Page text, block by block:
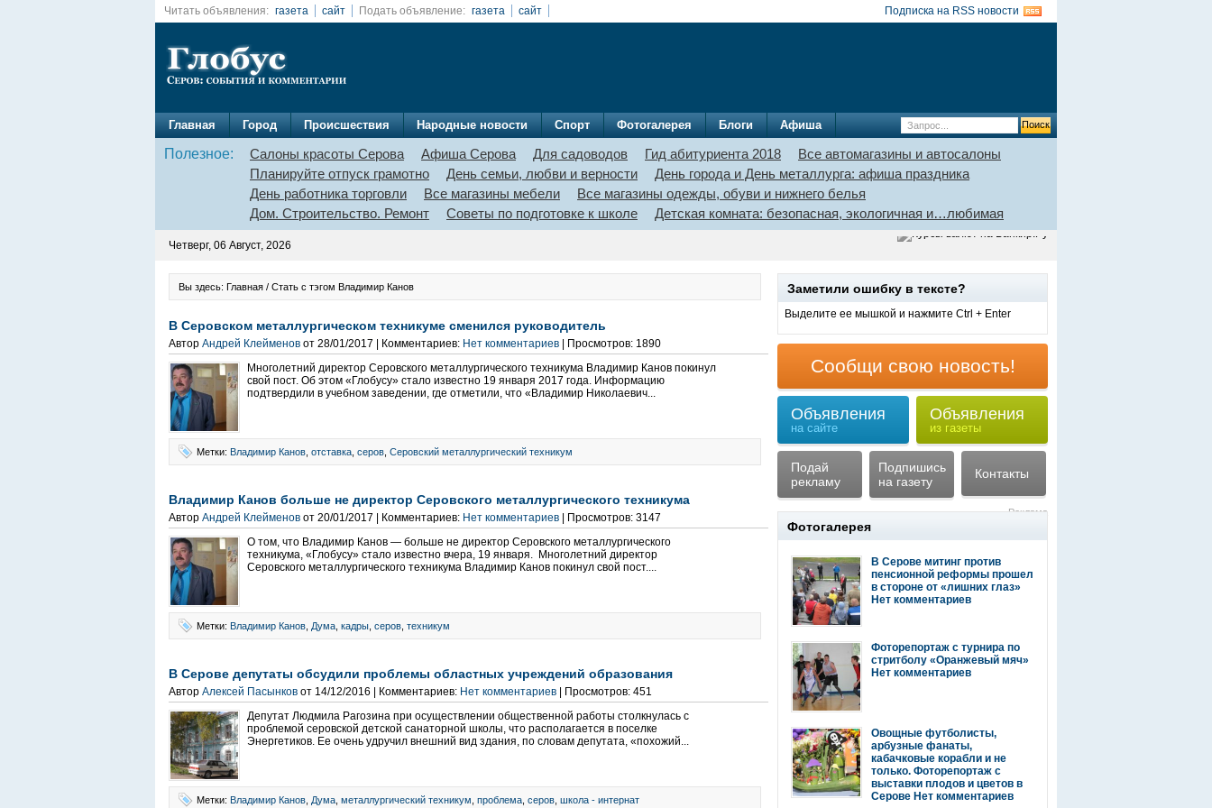
Читать объявления: газета сайт Подать объявление: газета сайт Подписка на RSS новости
Главная Город Происшествия Народные новости Спорт Фотогалерея Блоги Афиша
Полезное: Салоны красоты Серова Афиша Серова Для садоводов Гид абитуриента 2018
Все автомагазины и автосалоны
Планируйте отпуск грамотно
День семьи, любви и верности
День города и День металлурга: афиша праздника
День работника торговли
Все магазины мебели
Все магазины одежды, обуви и нижнего белья
Дом. Строительство. Ремонт
Советы по подготовке к школе Детская комната: безопасная, экологичная и…любимая
Четверг, 06 Август, 2026
Вы здесь: Главная / Стать с тэгом Владимир Канов
В Серовском металлургическом техникуме сменился руководитель
Автор Андрей Клейменов от 28/01/2017 | Комментариев: Нет комментариев | Просмотров: 1890
Многолетний директор Серовского металлургического техникума Владимир Канов покинул
свой пост. Об этом «Глобусу» стало известно 19 января 2017 года. Информацию
подтвердили в учебном заведении, где отметили, что «Владимир Николаевич...
Метки: Владимир Канов отставка серов Серовский металлургический техникум
Владимир Канов больше не директор Серовского металлургического техникума
Автор Андрей Клейменов от 20/01/2017 | Комментариев: Нет комментариев | Просмотров: 3147
О том, что Владимир Канов — больше не директор Серовского металлургического
техникума, «Глобусу» стало известно вчера, 19 января. Многолетний директор
Серовского металлургического техникума Владимир Канов покинул свой пост....
Метки: Владимир Канов Дума кадры серов техникум
В Серове депутаты обсудили проблемы областных учреждений образования
Автор Алексей Пасынков от 14/12/2016 | Комментариев: Нет комментариев | Просмотров: 451
Депутат Людмила Рагозина при осуществлении общественной работы столкнулась с
проблемой серовской детской санаторной школы, что располагается в поселке
Энергетиков. Ее очень удручил внешний вид здания, по словам депутата, «похожий...
Метки: Владимир Канов Дума металлургический техникум проблема серов школа - интернат
Заметили ошибку в тексте?
Выделите ее мышкой и нажмите Ctrl + Enter
Сообщи свою новость!
Объявления
на сайте
Объявления
из газеты
Подай
рекламу
Подпишись
на газету
Контакты
Реклама
Фотогалерея
В Серове митинг против
пенсионной реформы прошел
в стороне от «лишних глаз»
Нет комментариев
Фоторепортаж с турнира по
стритболу «Оранжевый мяч»
Нет комментариев
Овощные футболисты,
арбузные фанаты,
кабачковые корабли и не
только. Фоторепортаж с
выставки плодов и цветов в
Серове Нет комментариев